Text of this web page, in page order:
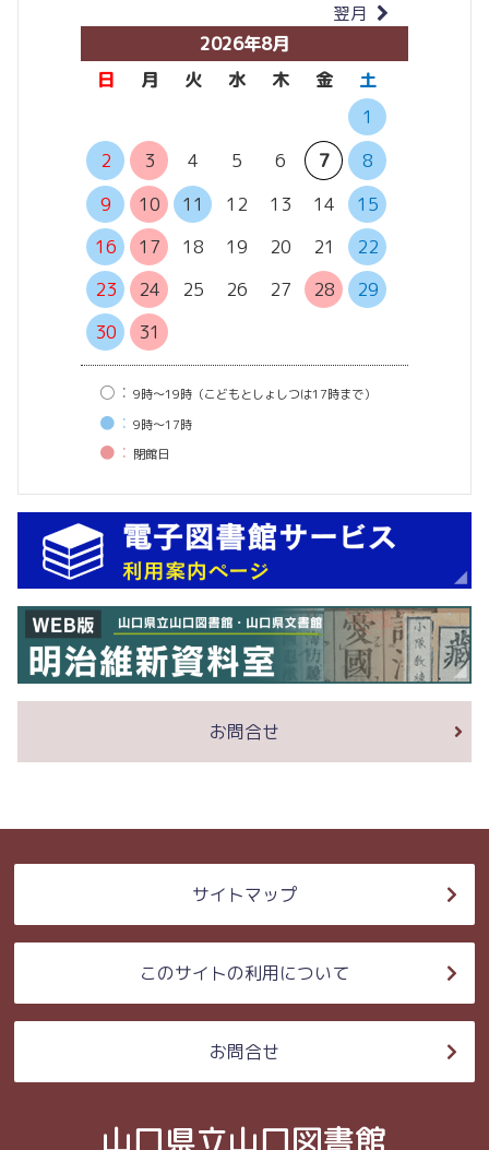
翌月
2026年8月
日
月 火 水 木 金
土
1
2
3 4 5 6 7
8
9
10 11 12 13 14
15
16
17 18 19 20 21
22
23
24 25 26 27 28
29
30
31
○： 9時〜19時（こどもとしょしつは17時まで）
●： 9時〜17時
●： 閉館⽇
お問合せ
サイトマップ
このサイトの利用について
お問合せ
山口県立山口図書館